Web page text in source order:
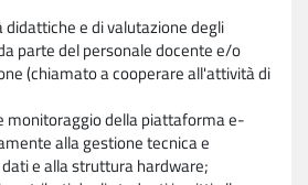
e di valutazione degli
parte del personale docente e/o
(chiamato a cooperare all'attività di
monitoraggio della piattaforma e-
alla gestione tecnica e
e alla struttura hardware;